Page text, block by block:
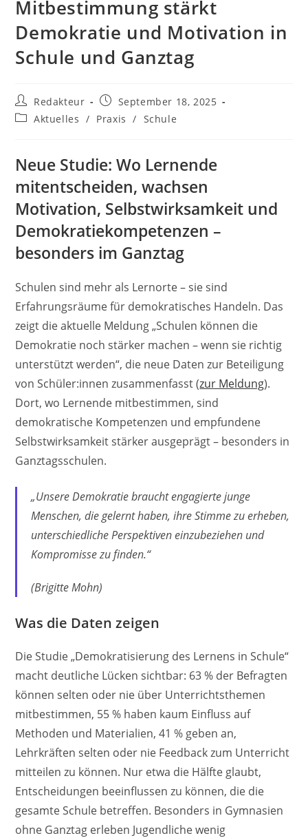
Mitbestimmung stärkt
Demokratie und Motivation in
Schule und Ganztag
Beitrags-
Autor:
Redakteur
Beitrag
veröffentlicht:
September 18, 2025
Beitrags-
Aktuelles / Praxis / Schule
Neue Studie: Wo Lernende
mitentscheiden, wachsen
Motivation, Selbstwirksamkeit und
Demokratiekompetenzen –
besonders im Ganztag
Schulen sind mehr als Lernorte – sie sind
Erfahrungsräume für demokratisches Handeln. Das
zeigt die aktuelle Meldung „Schulen können die
Demokratie noch stärker machen – wenn sie richtig
unterstützt werden“, die neue Daten zur Beteiligung
von Schüler:innen zusammenfasst (zur Meldung).
Dort, wo Lernende mitbestimmen, sind
demokratische Kompetenzen und empfundene
Selbstwirksamkeit stärker ausgeprägt – besonders in
Ganztagsschulen.
„Unsere Demokratie braucht engagierte junge
Menschen, die gelernt haben, ihre Stimme zu erheben,
unterschiedliche Perspektiven einzubeziehen und
Kompromisse zu finden.“
(Brigitte Mohn)
Was die Daten zeigen
Die Studie „Demokratisierung des Lernens in Schule“
macht deutliche Lücken sichtbar: 63 % der Befragten
können selten oder nie über Unterrichtsthemen
mitbestimmen, 55 % haben kaum Einfluss auf
Methoden und Materialien, 41 % geben an,
Lehrkräften selten oder nie Feedback zum Unterricht
mitteilen zu können. Nur etwa die Hälfte glaubt,
Entscheidungen beeinflussen zu können, die die
gesamte Schule betreffen. Besonders in Gymnasien
ohne Ganztag erleben Jugendliche wenig